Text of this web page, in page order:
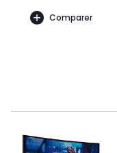
Comparer